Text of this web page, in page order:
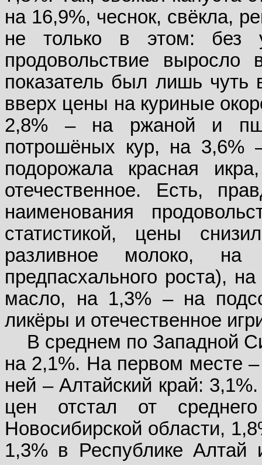
на 16,9%, чеснок, свёкла,
не только в этом: без
продовольствие
показатель был лишь
вверх цены на куриные
2,8% – на ржаной и
потрошёных кур, на
подорожала красная
отечественное. Есть,
наименования
статистикой, цены
разливное молоко,
предпасхального роста),
масло, на 1,3% – на
ликёры и отечественное
В среднем по Западной
на 2,1%. На первом месте
ней – Алтайский край:
цен отстал от
Новосибирской области,
1,3% в Республике